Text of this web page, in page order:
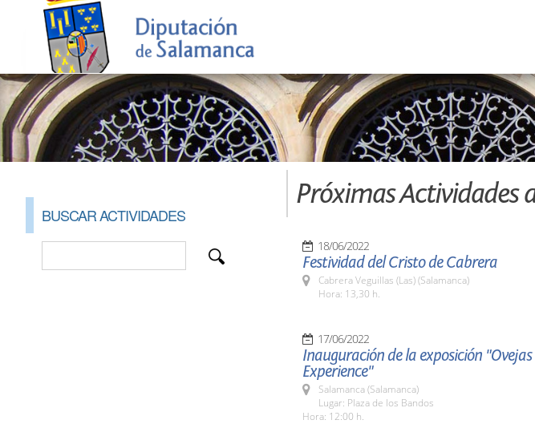
BUSCAR ACTIVIDADES
Próximas Actividades
18/06/2022
Festividad del Cristo de Cabrera
Cabrera Veguillas (Las) (Salamanca)
Hora: 13,30 h.
17/06/2022
Inauguración de la exposición "Ovejas
Experience"
Salamanca (Salamanca)
Lugar: Plaza de los Bandos
Hora: 12:00 h.